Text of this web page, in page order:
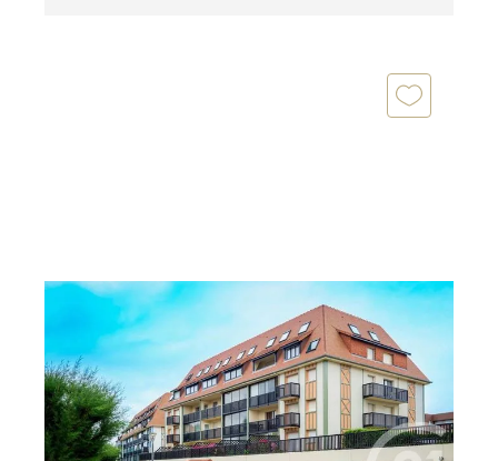
VILLERS SUR MER 14
23,10 m2, 2 pièces
Ref : 14119
Appartement F1 à vendre
122 000 €